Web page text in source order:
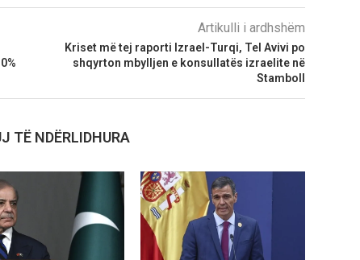
Artikulli i ardhshëm
Kriset më tej raporti Izrael-Turqi, Tel Avivi po
shqyrton mbylljen e konsullatës izraelite në
Stamboll
TË NDËRLIDHURA